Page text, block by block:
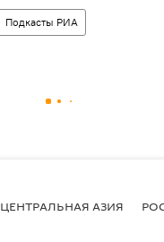
Подкасты РИА
ЦЕНТРАЛЬНАЯ АЗИЯ